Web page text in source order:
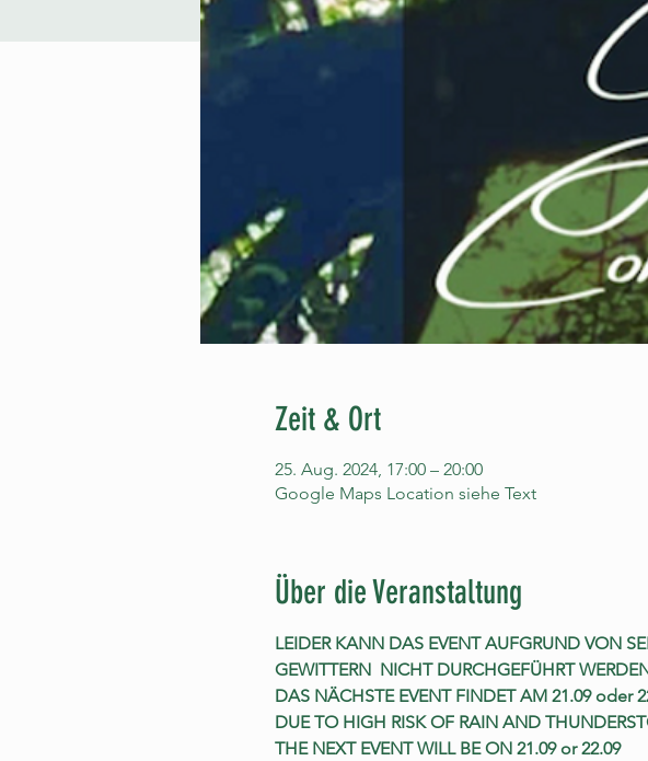
Zeit & Ort
25. Aug. 2024, 17:00 – 20:00
Google Maps Location siehe Text
Über die Veranstaltung
LEIDER KANN DAS EVENT AUFGRUND VON
GEWITTERN  NICHT DURCHGEFÜHRT
DAS NÄCHSTE EVENT FINDET AM 21.09 oder
DUE TO HIGH RISK OF RAIN AND
THE NEXT EVENT WILL BE ON 21.09 or 22.09